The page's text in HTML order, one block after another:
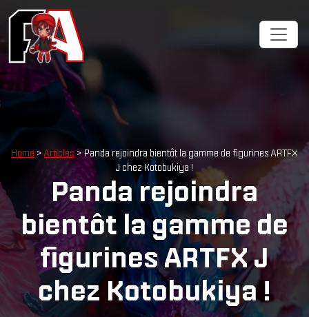
Home > Articles > Panda rejoindra bientôt la gamme de figurines ARTFX
J chez Kotobukiya !
Panda rejoindra
bientôt la gamme de
figurines ARTFX J
chez Kotobukiya !